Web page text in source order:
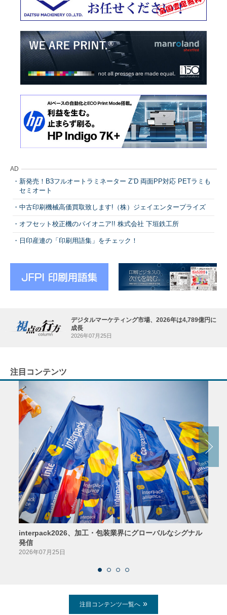
AD
新発売！B3フルオートラミネーター Z’D 両面PP対応 PETラミも
セミオート
中古印刷機械高価買取致します!（株）ジェイエンタープライズ
オフセット校正機のパイオニア!! 株式会社 下垣鉄工所
日印産連の「印刷用語集」をチェック！
デジタルマーケティング市場、2026年は4,789億円に
成長
2026年07月25日
注目コンテンツ
interpack2026、加工・包装業界にグローバルなシグナル
発信
2026年07月25日
注目コンテンツ一覧へ